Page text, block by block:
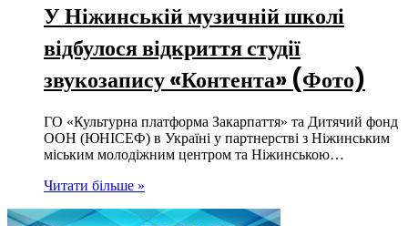
У Ніжинській музичній школі
відбулося відкриття студії
звукозапису «Контента» (Фото)
ГО «Культурна платформа Закарпаття» та Дитячий фонд
ООН (ЮНІСЕФ) в Україні у партнерстві з Ніжинським
міським молодіжним центром та Ніжинською…
Читати більше »